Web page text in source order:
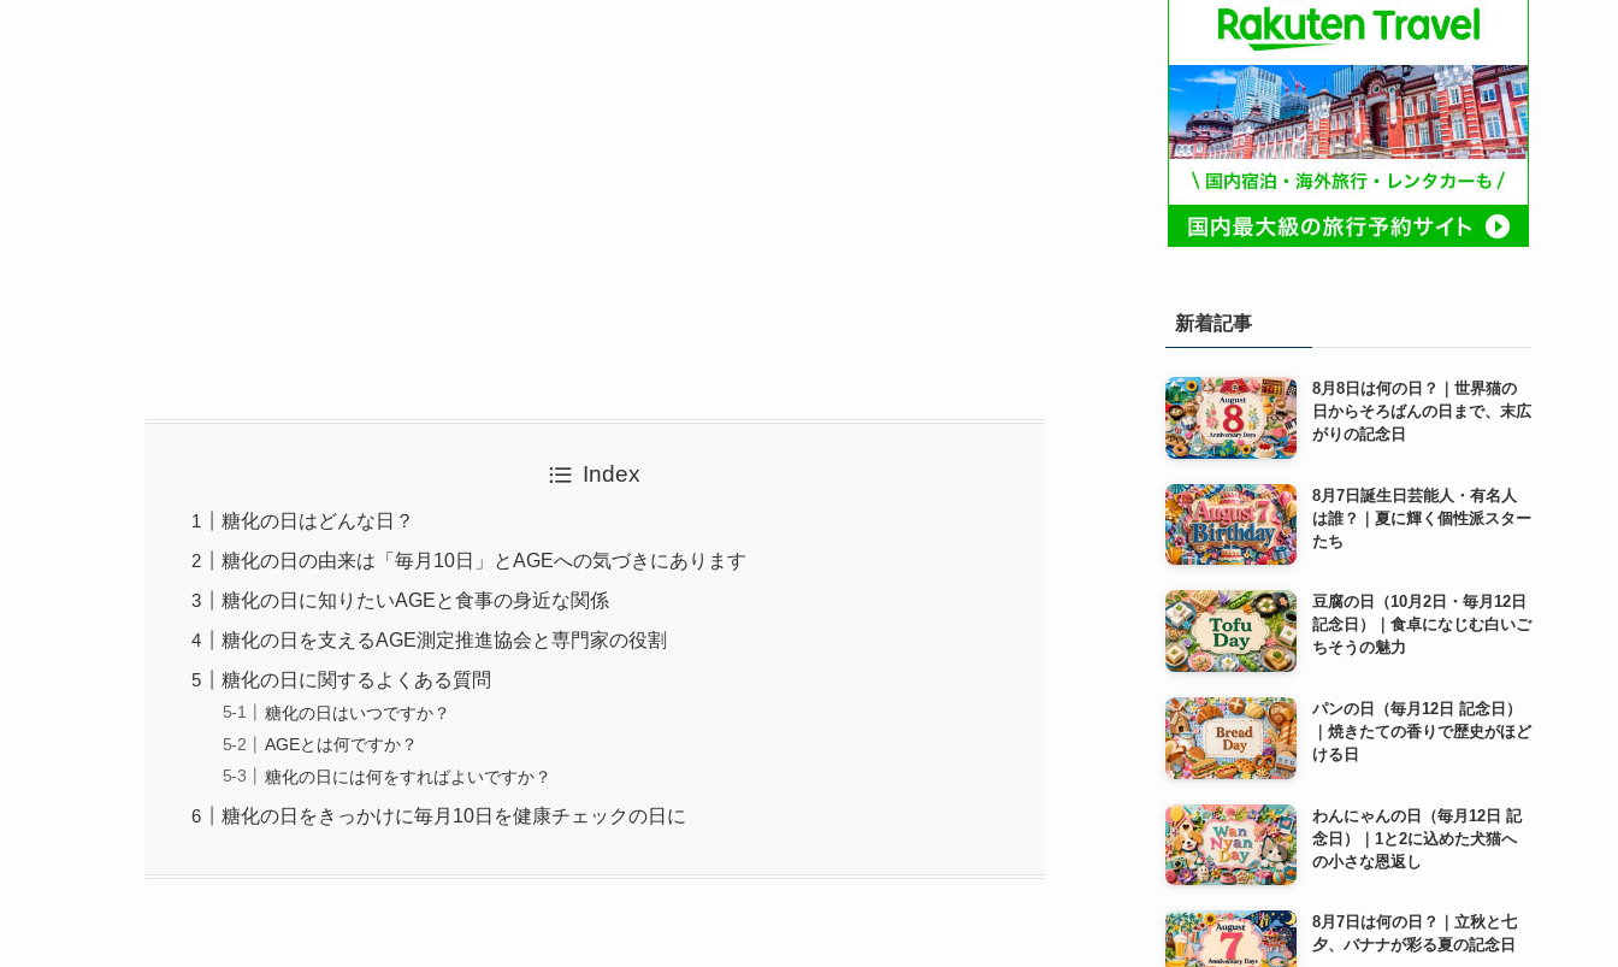
Index
糖化の日はどんな日？
糖化の日の由来は「毎月10日」とAGEへの気づきにあります
糖化の日に知りたいAGEと食事の身近な関係
糖化の日を支えるAGE測定推進協会と専門家の役割
糖化の日に関するよくある質問
糖化の日はいつですか？
AGEとは何ですか？
糖化の日には何をすればよいですか？
糖化の日をきっかけに毎月10日を健康チェックの日に
新着記事
8月8日は何の日？｜世界猫の
日からそろばんの日まで、末広
がりの記念日
8月7日誕生日芸能人・有名人
は誰？｜夏に輝く個性派スター
たち
豆腐の日（10月2日・毎月12日
記念日）｜食卓になじむ白いご
ちそうの魅力
パンの日（毎月12日 記念日）
｜焼きたての香りで歴史がほど
ける日
わんにゃんの日（毎月12日 記
念日）｜1と2に込めた犬猫へ
の小さな恩返し
8月7日は何の日？｜立秋と七
夕、バナナが彩る夏の記念日